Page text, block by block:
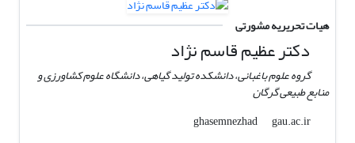
هیات تحریریه مشورتی
دکتر عظیم قاسم نژاد
گروه علوم باغبانی، دانشکده تولید گیاهی، دانشگاه علوم کشاورزی و
منابع طبیعی گرگان
ghasemnezhad
gau.ac.ir